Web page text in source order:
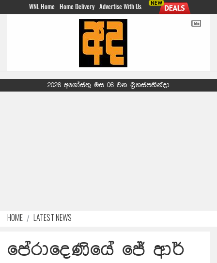
WNL Home Home Delivery Advertise With Us
2026 අගෝස්තු මස 06 වන බ්‍රහස්පතින්දා
HOME LATEST NEWS
පේරාදෙණියේ ජේ ආර්